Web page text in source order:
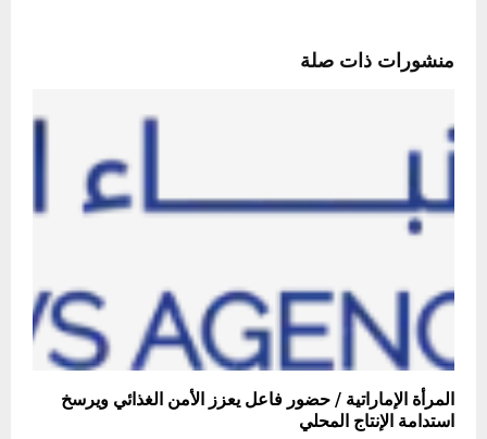
منشورات ذات صلة
المرأة الإماراتية / حضور فاعل يعزز الأمن الغذائي ويرسخ
استدامة الإنتاج المحلي